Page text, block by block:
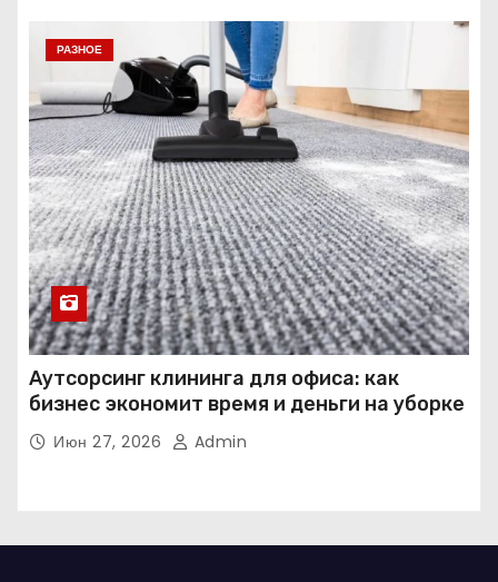
РАЗНОЕ
Аутсорсинг клининга для офиса: как
бизнес экономит время и деньги на уборке
Июн 27, 2026 Admin